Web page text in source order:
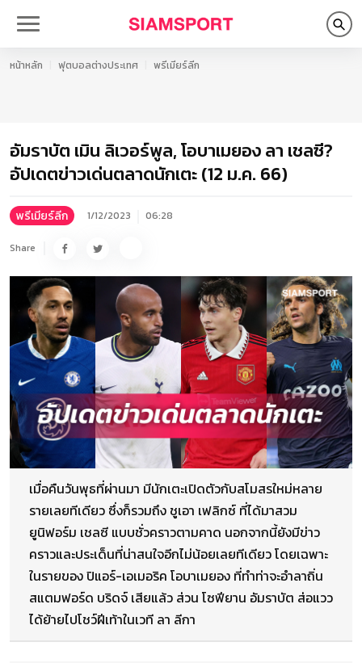
หน้าหลัก ฟุตบอลต่างประเทศ พรีเมียร์ลีก
อัมราบัต เมิน ลิเวอร์พูล, โอบาเมยอง ลา เชลซี?
อัปเดตข่าวเด่นตลาดนักเตะ (12 ม.ค. 66)
พรีเมียร์ลีก 1/12/2023 06:28
Share
เมื่อคืนวันพุธที่ผ่านมา มีนักเตะเปิดตัวกับสโมสรใหม่หลาย
รายเลยทีเดียว ซึ่งก็รวมถึง ชูเอา เฟลิกซ์ ที่ได้มาสวม
ยูนิฟอร์ม เชลซี แบบชั่วคราวตามคาด นอกจากนี้ยังมีข่าว
คราวและประเด็นที่น่าสนใจอีกไม่น้อยเลยทีเดียว โดยเฉพาะ
ในรายของ ปิแอร์-เอเมอริค โอบาเมยอง ที่ทำท่าจะอำลาถิ่น
สแตมฟอร์ด บริดจ์ เสียแล้ว ส่วน โซฟียาน อัมราบัต ส่อแวว
ได้ย้ายไปโชว์ฝีเท้าในเวที ลา ลีกา